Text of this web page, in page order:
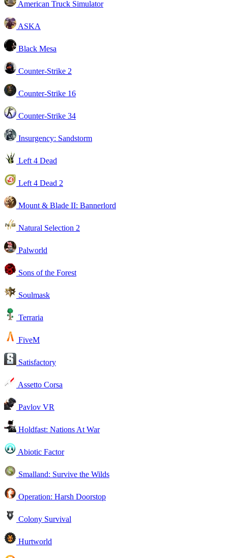
American Truck Simulator
ASKA
Black Mesa
Counter-Strike 2
Counter-Strike 16
Counter-Strike 34
Insurgency: Sandstorm
Left 4 Dead
Left 4 Dead 2
Mount & Blade II: Bannerlord
Natural Selection 2
Palworld
Sons of the Forest
Soulmask
Terraria
FiveM
Satisfactory
Assetto Corsa
Pavlov VR
Holdfast: Nations At War
Abiotic Factor
Smalland: Survive the Wilds
Operation: Harsh Doorstop
Colony Survival
Hurtworld